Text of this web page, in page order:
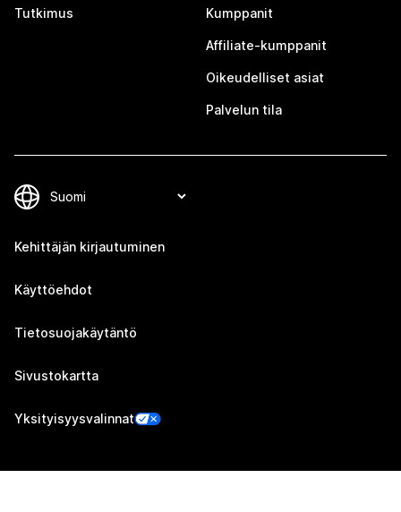
Tutkimus Kumppanit
Affiliate-kumppanit
Oikeudelliset asiat
Palvelun tila
Kehittäjän kirjautuminen
Käyttöehdot
Tietosuojakäytäntö
Sivustokartta
Yksityisyysvalinnat